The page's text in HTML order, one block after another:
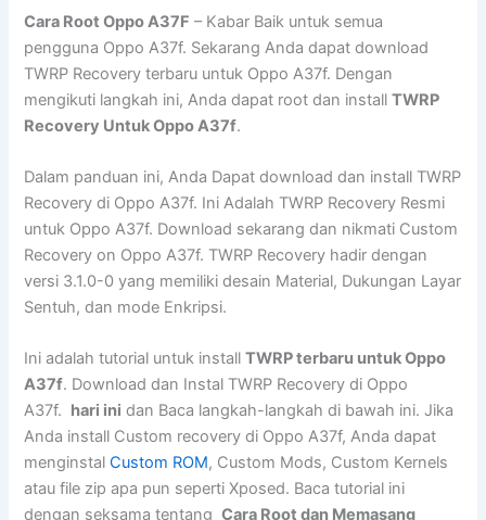
Cara Root Oppo A37F – Kabar Baik untuk semua
pengguna Oppo A37f. Sekarang Anda dapat download
TWRP Recovery terbaru untuk Oppo A37f. Dengan
mengikuti langkah ini, Anda dapat root dan installTWRP
Recovery Untuk Oppo A37f.
Dalam panduan ini, Anda Dapat download dan install TWRP
Recovery di Oppo A37f. Ini Adalah TWRP Recovery Resmi
untuk Oppo A37f. Download sekarang dan nikmati Custom
Recovery on Oppo A37f. TWRP Recovery hadir dengan
versi 3.1.0-0 yang memiliki desain Material, Dukungan Layar
Sentuh, dan mode Enkripsi.
Ini adalah tutorial untuk installTWRP terbaru untuk Oppo
A37f. Download dan Instal TWRP Recovery di Oppo
A37f. hari ini dan Baca langkah-langkah di bawah ini. Jika
Anda install Custom recovery di Oppo A37f, Anda dapat
menginstalCustom ROM, Custom Mods, Custom Kernels
atau file zip apa pun seperti Xposed. Baca tutorial ini
dengan seksama tentangCara Root dan Memasang